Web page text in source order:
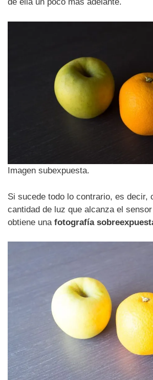
Imagen subexpuesta.
Si sucede todo lo contrario, es decir,
cantidad de luz que alcanza el
obtiene una fotografía